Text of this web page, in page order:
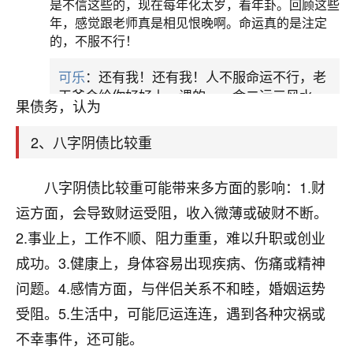
压力大，导致睡眠质量下降，从而引发梦境频繁或
做噩梦的情况。这种情况更多源于个人信念、心理
暗示或对未知的恐惧，而非实际“债”或“灵体”的影
响。民间信仰中，“阴债”多指前世或祖先遗留下的因
果债务，认为
2、八字阴债比较重
八字阴债比较重可能带来多方面的影响：1.财
运方面，会导致财运受阻，收入微薄或破财不断。
2.事业上，工作不顺、阻力重重，难以升职或创业
成功。3.健康上，身体容易出现疾病、伤痛或精神
问题。4.感情方面，与伴侣关系不和睦，婚姻运势
受阻。5.生活中，可能厄运连连，遇到各种灾祸或
不幸事件，还可能。
是不信这些的，现在每年化太岁，看年卦。回顾这些
年，感觉跟老师真是相见恨晚啊。命运真的是注定
的，不服不行！
可乐：还有我！还有我！人不服命运不行，老
天爷会给你好好上一课的。一命二运三风水，
哪样不服都不行！
平安是福：我也是每年找老师化太岁，看年
卦，认识老师3年了，都是缘分啊！
17分钟前 来自湖北 19
心若莲花
我是做餐饮的，这两年，生意屡屡受挫，店开一家关
一家，要么生意不好，生意好的就出事。前些年攒的
家底快败光了，真是倒霉！我也想找人看看到底怎么
回事？
鹿森 ：你可以找老师看看，人有时不服命不行